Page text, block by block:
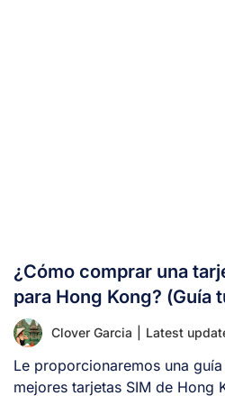
¿Cómo comprar una
para Hong Kong? (Guía
Clover Garcia Latest
Le proporcionaremos una
mejores tarjetas SIM de Hong